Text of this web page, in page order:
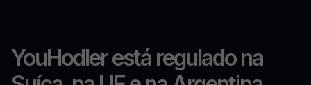
YouHodler está regulado na